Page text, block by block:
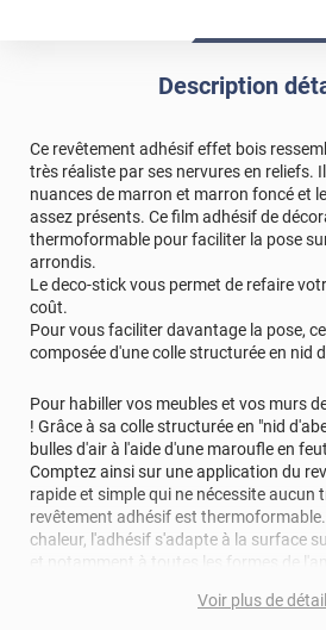
Description
Ce revêtement adhésif effet bois
très réaliste par ses nervures en reliefs.
nuances de marron et marron foncé et
assez présents. Ce film adhésif de
thermoformable pour faciliter la pose
arrondis.
Le deco-stick vous permet de refaire
coût.
Pour vous faciliter davantage la pose,
composée d'une colle structurée en nid
Pour habiller vos meubles et vos murs
! Grâce à sa colle structurée en "nid
bulles d'air à l'aide d'une maroufle en
Comptez ainsi sur une application du
rapide et simple qui ne nécessite aucun
revêtement adhésif est
chaleur, l'adhésif s'adapte à la surface
et notamment à toutes les formes de
d'économie par rapport à une
Voir plus de